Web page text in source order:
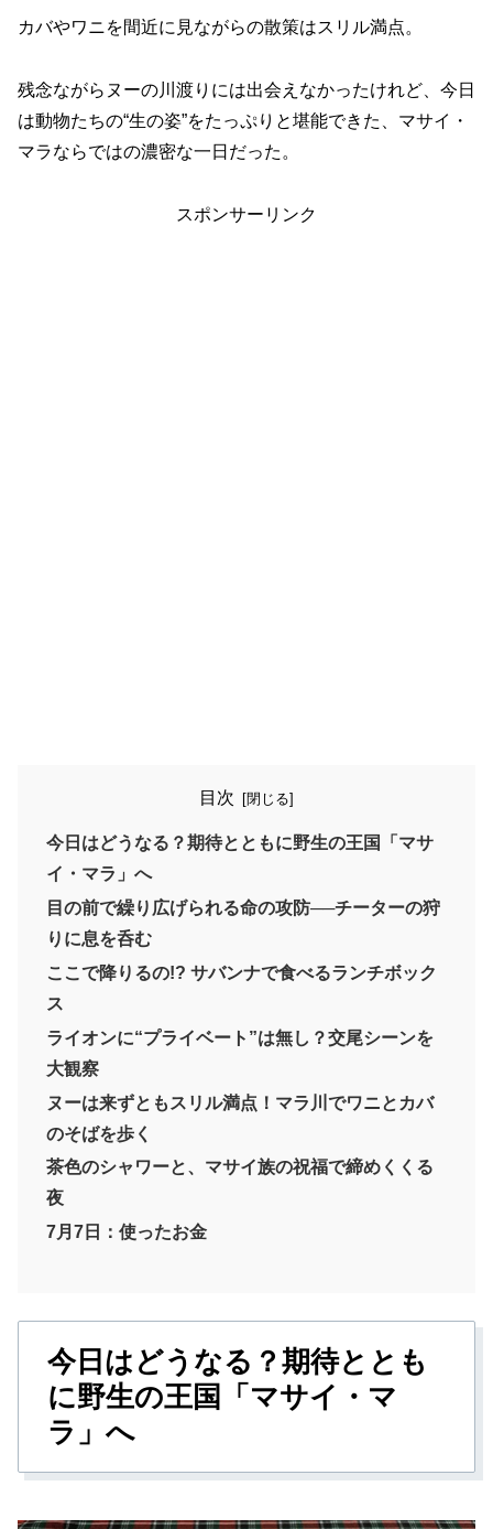
カバやワニを間近に見ながらの散策はスリル満点。
残念ながらヌーの川渡りには出会えなかったけれど、今日
は動物たちの“生の姿”をたっぷりと堪能できた、マサイ・
マラならではの濃密な一日だった。
スポンサーリンク
目次
今日はどうなる？期待とともに野生の王国「マサ
イ・マラ」へ
目の前で繰り広げられる命の攻防──チーターの狩
りに息を呑む
ここで降りるの!? サバンナで食べるランチボック
ス
ライオンに“プライベート”は無し？交尾シーンを
大観察
ヌーは来ずともスリル満点！マラ川でワニとカバ
のそばを歩く
茶色のシャワーと、マサイ族の祝福で締めくくる
夜
7月7日：使ったお金
今日はどうなる？期待ととも
に野生の王国「マサイ・マ
ラ」へ